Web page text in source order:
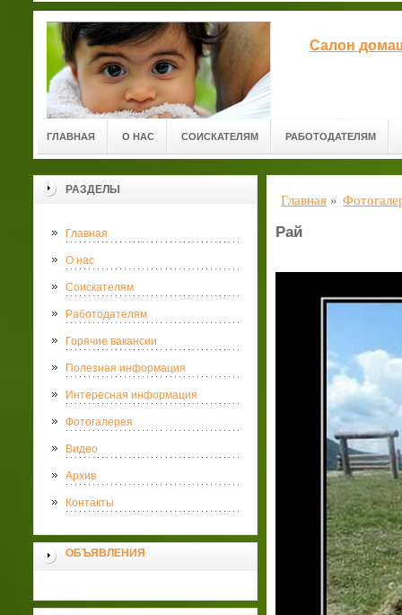
Салон
ГЛАВНАЯ О НАС СОИСКАТЕЛЯМ РАБОТОДАТЕЛЯМ
РАЗДЕЛЫ
Главная
О нас
Соискателям
Работодателям
Горячие вакансии
Полезная информация
Интересная информация
Фотогалерея
Видео
Архив
Контакты
ОБЪЯВЛЕНИЯ
Главная »
Рай